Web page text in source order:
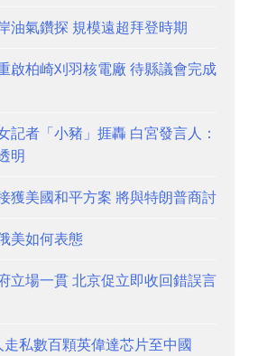
油氣鑽探 規模遠超拜登時期
啟柏崎刈羽核電廠 待縣議會完成
記者「小豬」捱轟 白宮發言人：
明
獲美國和平方案 將與特朗普商討
美如何表態
立場一貫 北京促立即收回錯誤言
走私數百顆英偉達芯片至中國